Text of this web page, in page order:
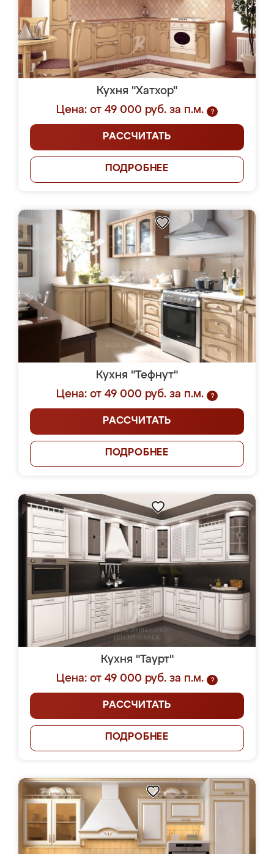
Кухня "Хатхор"
Цена: от 49 000 руб. за п.м.
?
РАССЧИТАТЬ
ПОДРОБНЕЕ
Кухня "Тефнут"
Цена: от 49 000 руб. за п.м.
?
РАССЧИТАТЬ
ПОДРОБНЕЕ
Кухня "Таурт"
Цена: от 49 000 руб. за п.м.
?
РАССЧИТАТЬ
ПОДРОБНЕЕ